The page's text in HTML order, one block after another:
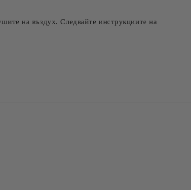
на въздух. Следвайте инструкциите на